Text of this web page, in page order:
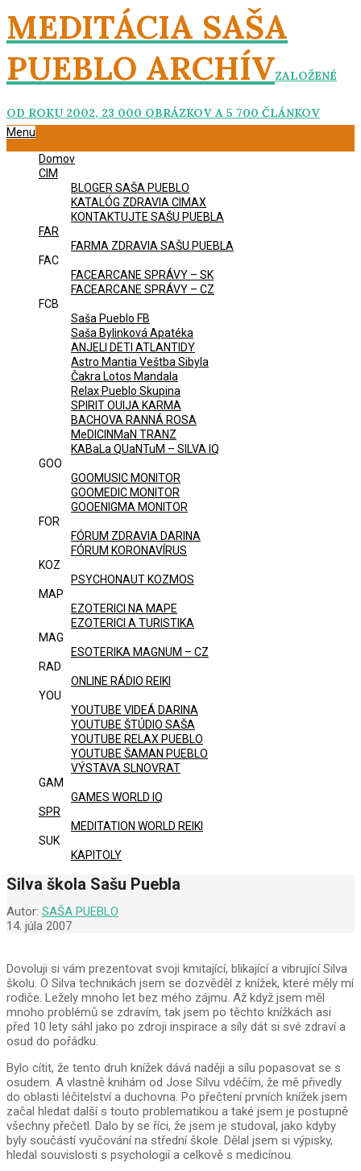
Skip
to
content
MEDITÁCIA SAŠA
PUEBLO ARCHÍVZALOŽENÉ
OD ROKU 2002, 23 000 OBRÁZKOV A 5 700 ČLÁNKOV
Primary
Menu
Domov
CIM
BLOGER SAŠA PUEBLO
KATALÓG ZDRAVIA CIMAX
KONTAKTUJTE SAŠU PUEBLA
FAR
FARMA ZDRAVIA SAŠU PUEBLA
FAC
FACEARCANE SPRÁVY – SK
FACEARCANE SPRÁVY – CZ
FCB
Saša Pueblo FB
Saša Bylinková Apatéka
ANJELI DETI ATLANTIDY
Astro Mantia Veštba Sibyla
Čakra Lotos Mandala
Relax Pueblo Skupina
SPIRIT OUIJA KARMA
BACHOVA RANNÁ ROSA
MeDICINMaN TRANZ
KABaLa QUaNTuM – SILVA IQ
GOO
GOOMUSIC MONITOR
GOOMEDIC MONITOR
GOOENIGMA MONITOR
FOR
FÓRUM ZDRAVIA DARINA
FÓRUM KORONAVÍRUS
KOZ
PSYCHONAUT KOZMOS
MAP
EZOTERICI NA MAPE
EZOTERICI A TURISTIKA
MAG
ESOTERIKA MAGNUM – CZ
RAD
ONLINE RÁDIO REIKI
YOU
YOUTUBE VIDEÁ DARINA
YOUTUBE ŠTÚDIO SAŠA
YOUTUBE RELAX PUEBLO
YOUTUBE ŠAMAN PUEBLO
VÝSTAVA SLNOVRAT
GAM
GAMES WORLD IQ
SPR
MEDITATION WORLD REIKI
SUK
KAPITOLY
Silva škola Sašu Puebla
Autor: SAŠA PUEBLO
14. júla 2007
Dovoluji si vám prezentovat svoji kmitající, blikající a vibrující Silva
školu. O Silva technikách jsem se dozvěděl z knížek, které měly mí
rodiče. Ležely mnoho let bez mého zájmu. Až když jsem měl
mnoho problémů se zdravím, tak jsem po těchto knížkách asi
před 10 lety sáhl jako po zdroji inspirace a síly dát si své zdraví a
osud do pořádku.
Bylo cítit, že tento druh knížek dává naději a sílu popasovat se s
osudem. A vlastně knihám od Jose Silvu vděčím, že mě přivedly
do oblasti léčitelství a duchovna. Po přečtení prvních knížek jsem
začal hledat další s touto problematikou a také jsem je postupně
všechny přečetl. Dalo by se říci, že jsem je studoval, jako kdyby
byly součástí vyučování na střední škole. Dělal jsem si výpisky,
hledal souvislosti s psychologií a celkově s medicínou.